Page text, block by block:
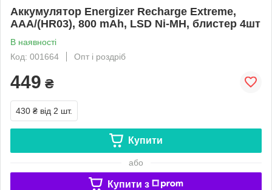
Аккумулятор Energizer Recharge Extreme,
AAA/(HR03), 800 mAh, LSD Ni-MH, блистер 4шт
В наявності
Код: 001664
Опт і роздріб
449 ₴
430 ₴ від 2 шт.
Купити
або
Купити з